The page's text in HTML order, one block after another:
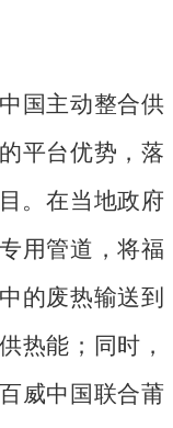
国主动整合供
平台优势，落
。在当地政府
用管道，将福
的废热输送到
热能；同时，
威中国联合莆